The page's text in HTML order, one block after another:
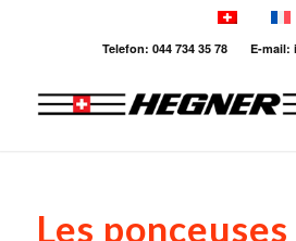
Telefon: 044 734 35 78 E-mail:
Les